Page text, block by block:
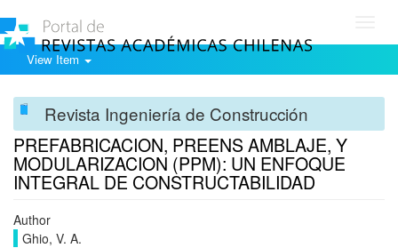
View Item
Revista Ingeniería de Construcción
PREFABRICACION, PREENS AMBLAJE, Y
MODULARIZACION (PPM): UN ENFOQUE
INTEGRAL DE CONSTRUCTABILIDAD
Author
Ghio, V. A.